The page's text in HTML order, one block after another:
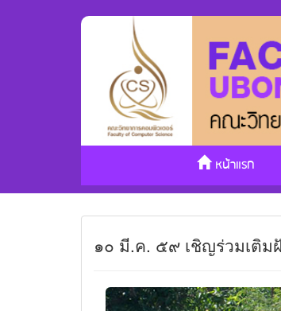
หน้าแรก
๑๐ มี.ค. ๕๙ เชิญร่วมเติม